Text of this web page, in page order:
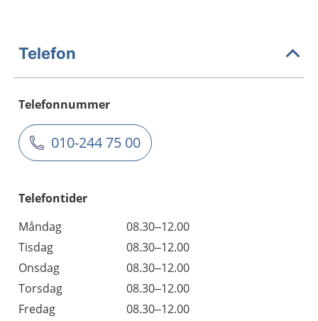
Telefon
Telefonnummer
010-244 75 00
Telefontider
Måndag
08.30–12.00
Tisdag
08.30–12.00
Onsdag
08.30–12.00
Torsdag
08.30–12.00
Fredag
08.30–12.00